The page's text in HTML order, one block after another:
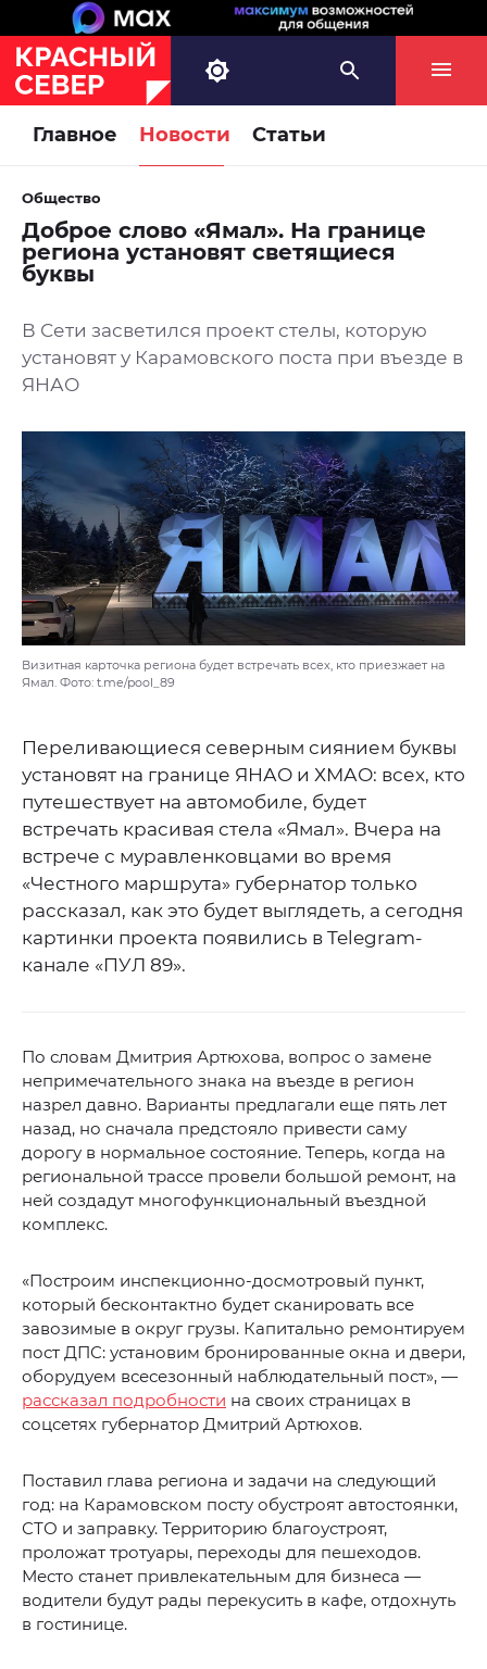
Главное Новости Статьи
Общество
Доброе слово «Ямал». На границе
региона установят светящиеся
буквы
В Сети засветился проект стелы, которую
установят у Карамовского поста при въезде в
ЯНАО
Визитная карточка региона будет встречать всех, кто приезжает на
Ямал. Фото: t.me/pool_89
Переливающиеся северным сиянием буквы
установят на границе ЯНАО и ХМАО: всех, кто
путешествует на автомобиле, будет
встречать красивая стела «Ямал». Вчера на
встрече с муравленковцами во время
«Честного маршрута» губернатор только
рассказал, как это будет выглядеть, а сегодня
картинки проекта появились в Telegram-
канале «ПУЛ 89».
По словам Дмитрия Артюхова, вопрос о замене
непримечательного знака на въезде в регион
назрел давно. Варианты предлагали еще пять лет
назад, но сначала предстояло привести саму
дорогу в нормальное состояние. Теперь, когда на
региональной трассе провели большой ремонт, на
ней создадут многофункциональный въездной
комплекс.
«Построим инспекционно-досмотровый пункт,
который бесконтактно будет сканировать все
завозимые в округ грузы. Капитально ремонтируем
пост ДПС: установим бронированные окна и двери,
оборудуем всесезонный наблюдательный пост», —
рассказал подробности на своих страницах в
соцсетях губернатор Дмитрий Артюхов.
Поставил глава региона и задачи на следующий
год: на Карамовском посту обустроят автостоянки,
СТО и заправку. Территорию благоустроят,
проложат тротуары, переходы для пешеходов.
Место станет привлекательным для бизнеса —
водители будут рады перекусить в кафе, отдохнуть
в гостинице.